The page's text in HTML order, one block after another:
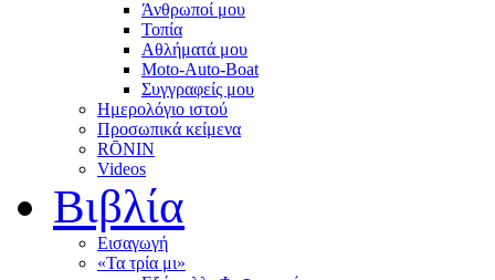
Άνθρωποί μου
Τοπία
Αθλήματά μου
Moto-Auto-Boat
Συγγραφείς μου
Ημερολόγιο ιστού
Προσωπικά κείμενα
RŌNIN
Videos
Βιβλία
Εισαγωγή
«Τα τρία μι»